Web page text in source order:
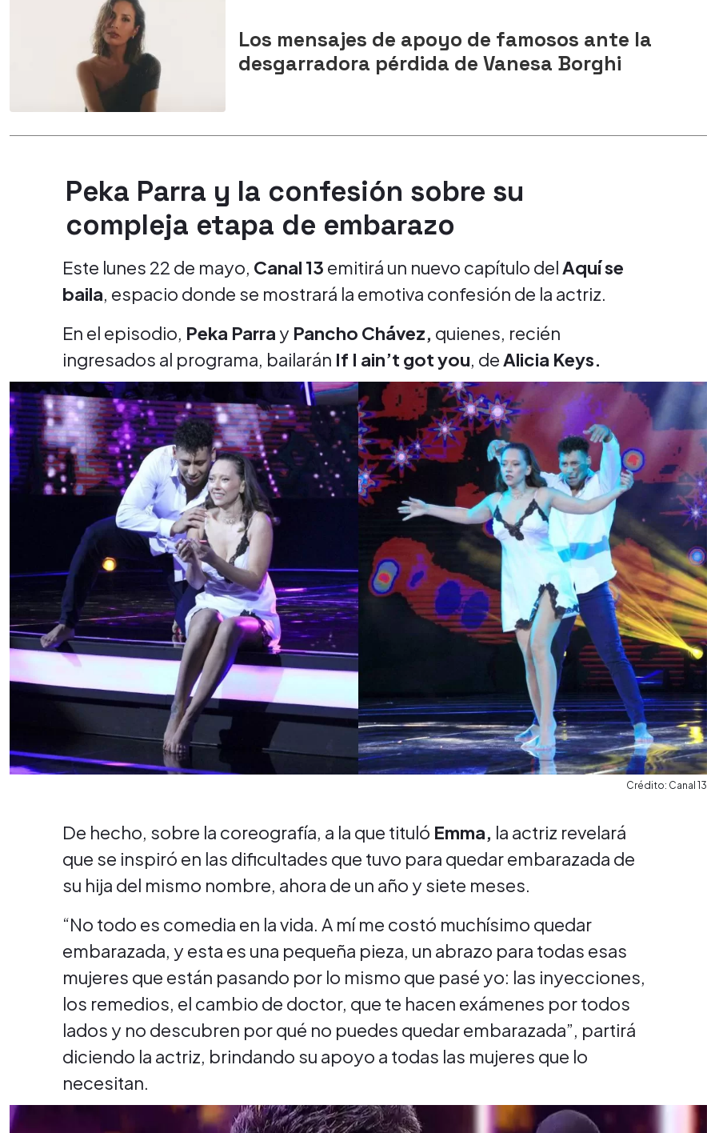
Los mensajes de apoyo de famosos ante la
desgarradora pérdida de Vanesa Borghi
Peka Parra y la confesión sobre su
compleja etapa de embarazo
Este lunes 22 de mayo, Canal 13 emitirá un nuevo capítulo delAquí se
baila, espacio donde se mostrará la emotiva confesión de la actriz.
En el episodio, Peka Parra y Pancho Chávez, quienes, recién
ingresados al programa, bailarán If I ain’t got you, deAlicia Keys.
Crédito: Canal 13
De hecho, sobre la coreografía, a la que tituló Emma, la actriz revelará
que se inspiró en las dificultades que tuvo para quedar embarazada de
su hija del mismo nombre, ahora de un año y siete meses.
“No todo es comedia en la vida. A mí me costó muchísimo quedar
embarazada, y esta es una pequeña pieza, un abrazo para todas esas
mujeres que están pasando por lo mismo que pasé yo: las inyecciones,
los remedios, el cambio de doctor, que te hacen exámenes por todos
lados y no descubren por qué no puedes quedar embarazada”, partirá
diciendo la actriz, brindando su apoyo a todas las mujeres que lo
necesitan.